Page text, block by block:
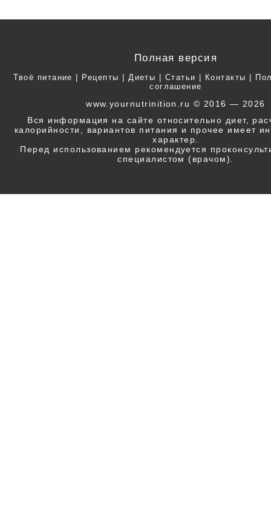
Полная версия
Твоё питание | Рецепты | Диеты | Статьи | Контакты |
соглашение
www.yournutrinition.ru © 2016 — 2026
Вся информация на сайте относительно диет,
калорийности, вариантов питания и прочее имеет
характер.
Перед использованием рекомендуется
специалистом (врачом).